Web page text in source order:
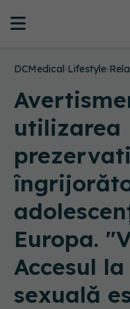
DCMedical›Lifestyle›
utilizarea
Europa.
Accesul
sexuală